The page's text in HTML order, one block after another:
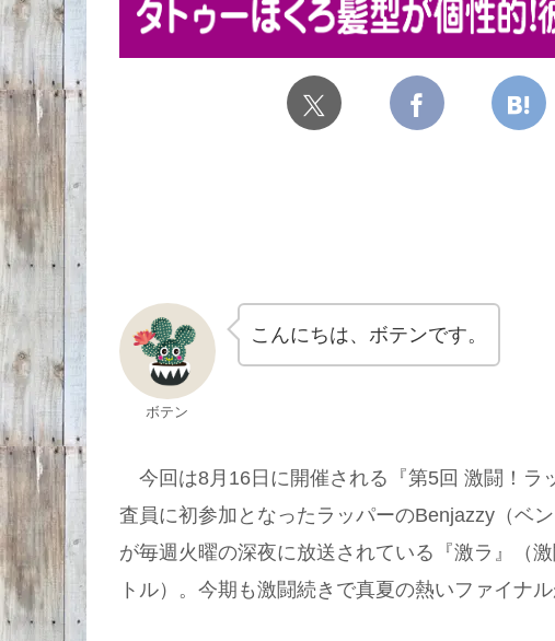
ボテン
こんにちは、ボテンです。
今回は8月16日に開催される『第5回 激闘！ラ
査員に初参加となったラッパーのBenjazzy（ベ
が毎週火曜の深夜に放送されている『激ラ』（
トル）。今期も激闘続きで真夏の熱いファイナ